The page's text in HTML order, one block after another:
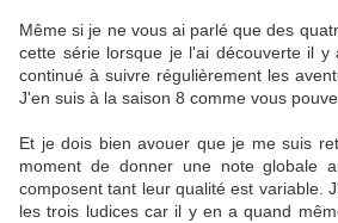
Même si je ne vous ai parlé que des
cette série lorsque je l'ai découverte il y
continué à suivre régulièrement les
J'en suis à la saison 8 comme vous
Et je dois bien avouer que je me suis
moment de donner une note globale
composent tant leur qualité est variable.
les trois ludices car il y en a quand